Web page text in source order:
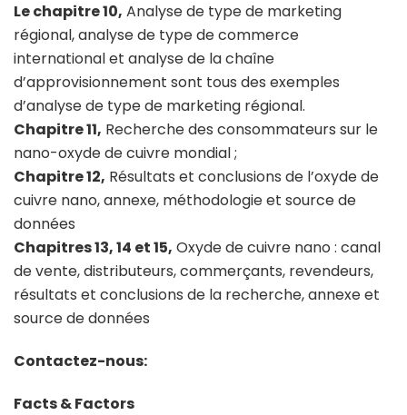
Le chapitre 10, Analyse de type de marketing
régional, analyse de type de commerce
international et analyse de la chaîne
d’approvisionnement sont tous des exemples
d’analyse de type de marketing régional.
Chapitre 11, Recherche des consommateurs sur le
nano-oxyde de cuivre mondial ;
Chapitre 12, Résultats et conclusions de l’oxyde de
cuivre nano, annexe, méthodologie et source de
données
Chapitres 13, 14 et 15, Oxyde de cuivre nano : canal
de vente, distributeurs, commerçants, revendeurs,
résultats et conclusions de la recherche, annexe et
source de données
Contactez-nous:
Facts & Factors